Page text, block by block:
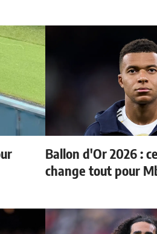
Ballon d'Or 2026 :
change tout pour